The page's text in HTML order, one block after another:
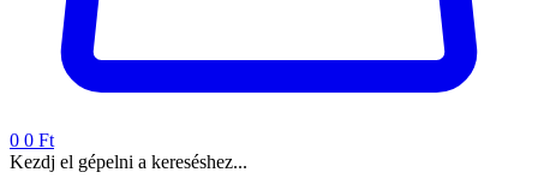
0 0 Ft
Kezdj el gépelni a kereséshez...